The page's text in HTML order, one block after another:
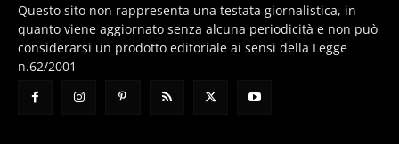
Questo sito non rappresenta una testata giornalistica, in
quanto viene aggiornato senza alcuna periodicità e non può
considerarsi un prodotto editoriale ai sensi della Legge
n.62/2001